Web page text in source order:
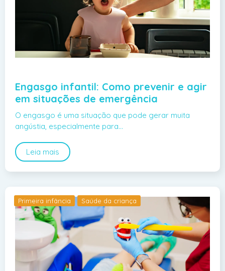
Engasgo infantil: Como prevenir e agir
em situações de emergência
O engasgo é uma situação que pode gerar muita
angústia, especialmente para…
Leia mais
Primeira infância Saúde da criança